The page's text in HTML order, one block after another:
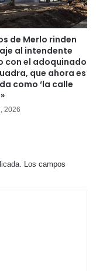
de Merlo rinden
al intendente
con el adoquinado
que ahora es
como ‘la calle
2026
Los campos